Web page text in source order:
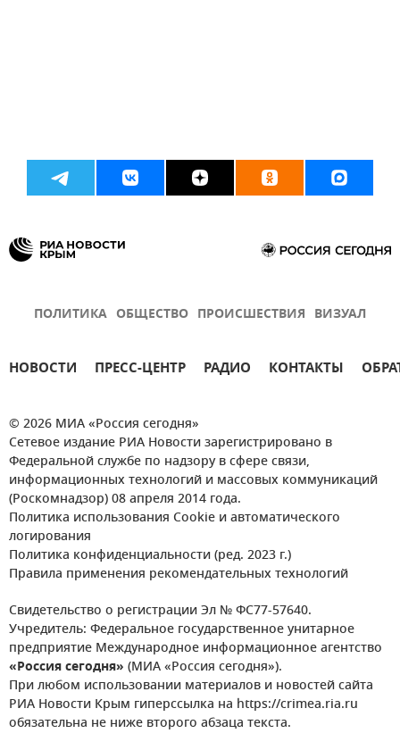
ПОЛИТИКА ОБЩЕСТВО ПРОИСШЕСТВИЯ ВИЗУАЛ
НОВОСТИ ПРЕСС-ЦЕНТР РАДИО КОНТАКТЫ
© 2026 МИА «Россия сегодня»
Сетевое издание РИА Новости зарегистрировано в
Федеральной службе по надзору в сфере связи,
информационных технологий и массовых коммуникаций
(Роскомнадзор) 08 апреля 2014 года.
Политика использования Cookie и автоматического
логирования
Политика конфиденциальности (ред. 2023 г.)
Правила применения рекомендательных технологий
Свидетельство о регистрации Эл № ФС77-57640.
Учредитель: Федеральное государственное унитарное
предприятие Международное информационное агентство
«Россия сегодня» (МИА «Россия сегодня»).
При любом использовании материалов и новостей сайта
РИА Новости Крым гиперссылка на https://crimea.ria.ru
обязательна не ниже второго абзаца текста.